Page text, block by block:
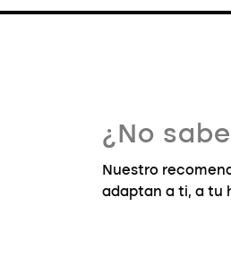
¿No
Nuestro
adaptan a ti, a tu